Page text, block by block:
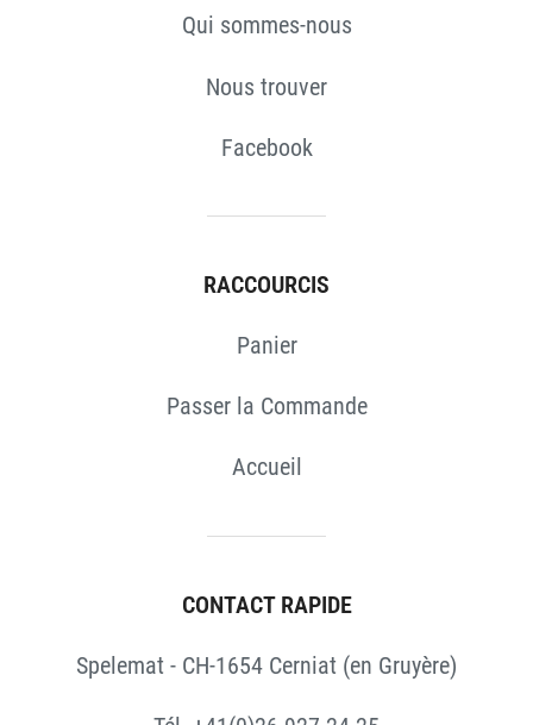
Qui sommes-nous
Nous trouver
Facebook
RACCOURCIS
Panier
Passer la Commande
Accueil
CONTACT RAPIDE
Spelemat - CH-1654 Cerniat (en Gruyère)